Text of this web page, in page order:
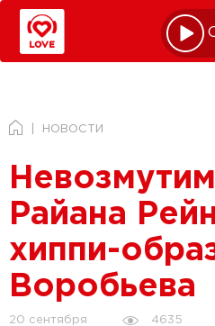
НОВОСТИ
Райана
хиппи-
Воробьева
20 сентября 4635